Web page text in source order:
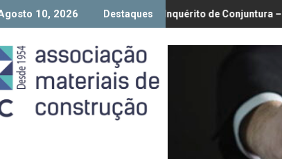
10, 2026 Destaques
Salarial” – Pedido de contributos até 18/8
Síntese Inquérito de Conjuntura – 2º Trimestre